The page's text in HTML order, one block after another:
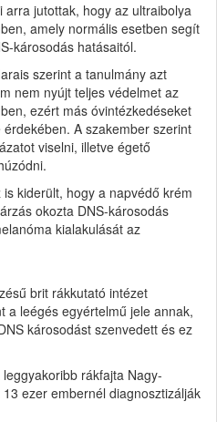
jutottak, hogy az ultraibolya
amely normális esetben segít
károsodás hatásaitól.
szerint a tanulmány azt
nem nyújt teljes védelmet az
ezért más óvintézkedéseket
A szakember szerint
viselni, illetve égető
kiderült, hogy a napvédő krém
okozta DNS-károsodás
kialakulását az
brit rákkutató intézet
a leégés egyértelmű jele annak,
károsodást szenvedett és ez
rákfajta Nagy-
ezer embernél diagnosztizálják